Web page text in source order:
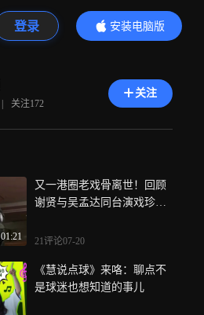
登录
安装电脑版
内容更精彩
| 关注172
关注
01:21
又一港圈老戏骨离世！回顾
谢贤与吴孟达同台演戏珍贵
21评论07-20
《慧说点球》来咯：聊点不
是球迷也想知道的事儿